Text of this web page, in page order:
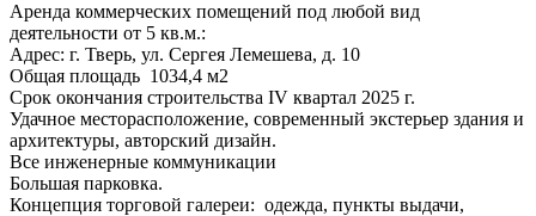
Аренда коммерческих помещений под любой вид
деятельности от 5 кв.м.:
Адрес: г. Тверь, ул. Сергея Лемешева, д. 10
Общая площадь 1034,4 м2
Срок окончания строительства IV квартал 2025 г.
Удачное месторасположение, современный экстерьер здания и
архитектуры, авторский дизайн.
Все инженерные коммуникации
Большая парковка.
Концепция торговой галереи: одежда, пункты выдачи,